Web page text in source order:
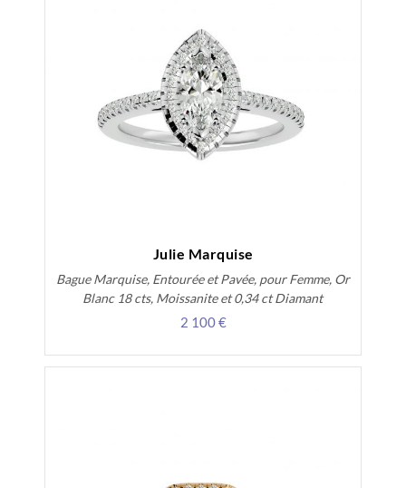
Julie Marquise
Bague Marquise, Entourée et Pavée, pour Femme, Or
Blanc 18 cts, Moissanite et 0,34 ct Diamant
2 100 €